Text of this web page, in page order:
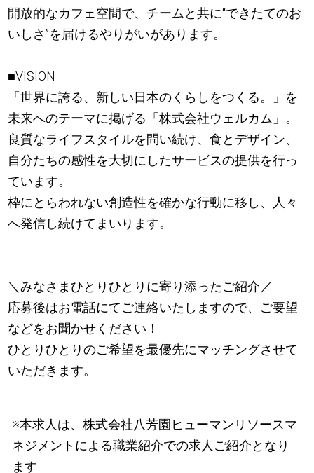
開放的なカフェ空間で、チームと共に“できたてのお
いしさ”を届けるやりがいがあります。
■VISION
「世界に誇る、新しい日本のくらしをつくる。」を
未来へのテーマに掲げる「株式会社ウェルカム」。
良質なライフスタイルを問い続け、食とデザイン、
自分たちの感性を大切にしたサービスの提供を行っ
ています。
枠にとらわれない創造性を確かな行動に移し、人々
へ発信し続けてまいります。
＼みなさまひとりひとりに寄り添ったご紹介／
応募後はお電話にてご連絡いたしますので、ご要望
などをお聞かせください！
ひとりひとりのご希望を最優先にマッチングさせて
いただきます。
※本求人は、株式会社八芳園ヒューマンリソースマ
ネジメントによる職業紹介での求人ご紹介となり
ます